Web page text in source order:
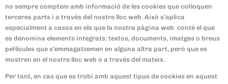
no sempre comptem amb informació de les cookies que col·loquen
terceres parts i a través del nostre lloc web. Això s’aplica
especialment a casos en els que la nostra pàgina web conté el que
es denomina elements integrats: textos, documents, imatges o breus
pel·lícules que s’emmagatzemen en alguna altra part, però que es
mostren en el nostre lloc web o a través del mateix.
Per tant, en cas que es trobi amb aquest tipus de cookies en aquest